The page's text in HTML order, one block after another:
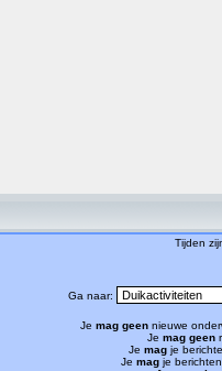
Tijden
Ga naar:
Je mag geen nieuwe
Je mag geen
Je mag je
Je mag je berichten